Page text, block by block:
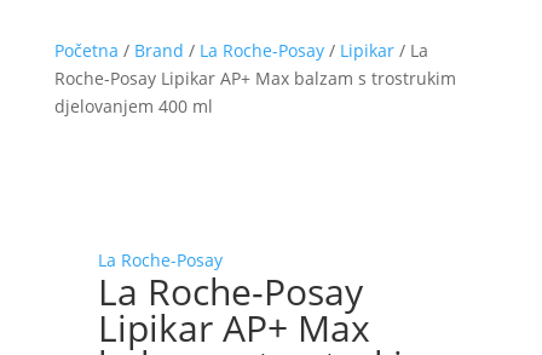
Početna / Brand / La Roche-Posay/ Lipikar/ La
Roche-Posay Lipikar AP+ Max balzam s trostrukim
djelovanjem 400 ml
La Roche-Posay
La Roche-Posay
Lipikar AP+ Max